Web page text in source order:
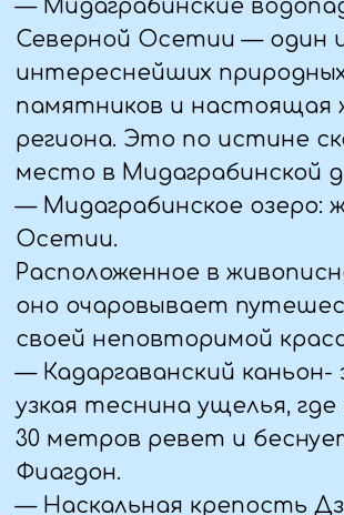
— Завтрак, выселение из отеля.
— Автобусная экскурсия в г. Магас –
Посещение Башни согласия – это 100
метровая башня – современный
этнографический музей, смотровая
площадка на высоте 85 метров из
сверхстойкого стекла, с которой
открывается панорама города Магас
(доп.плата)
— Выезд в Чеченскую Республику.
Обзорная экскурсия по г. Грозный,
мечеть «Сердце Чечни», «Грозный-
сити» (подъем на смотровую
площадку).
— Цветочный парк.
— Церковь Архангела
Михаила,единственный православный
5 ДЕНЬ (07.06.25)